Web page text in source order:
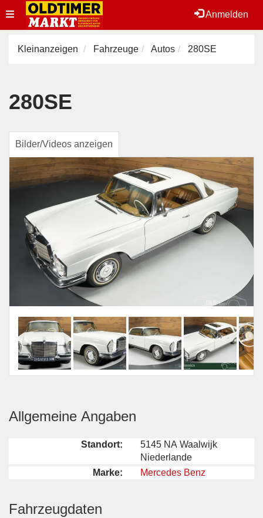
Anmelden
Toggle
navigation
Kleinanzeigen Fahrzeuge Autos 280SE
280SE
Bilder/Videos anzeigen
Allgemeine Angaben
Standort:
5145 NA Waalwijk
Niederlande
Marke:
Mercedes Benz
Fahrzeugdaten